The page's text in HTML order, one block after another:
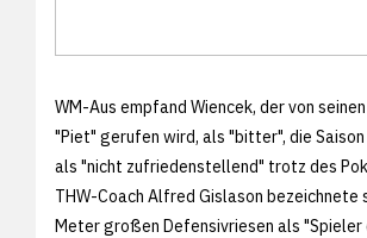
WM-Aus empfand Wiencek, der von
"Piet" gerufen wird, als "bitter", die Saison
als "nicht zufriedenstellend" trotz des
THW-Coach Alfred Gislason bezeichnete
Meter großen Defensivriesen als "Spieler